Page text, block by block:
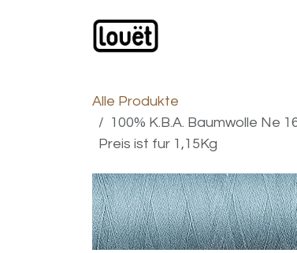
Alle Produkte
100% K.B.A. Baumwolle Ne
Preis ist fur 1,15Kg